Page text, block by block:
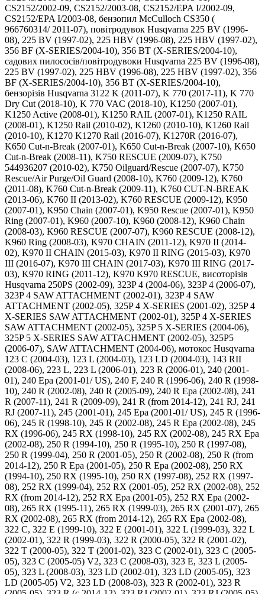
CS2152/2002-09, CS2152/2003-08, CS2152/EPA I/2002-09,
CS2152/EPA I/2003-08, бензопил McCulloch CS350 (
966760314/ 2011-07), повітродувок Husqvarna 225 BV (1996-
08), 225 BV (1997-02), 225 HBV (1996-08), 225 HBV (1997-02),
356 BF (X-SERIES/2004-10), 356 BT (X-SERIES/2004-10),
садових пилососів/повітродувоки Husqvarna 225 BV (1996-08),
225 BV (1997-02), 225 HBV (1996-08), 225 HBV (1997-02), 356
BF (X-SERIES/2004-10), 356 BT (X-SERIES/2004-10),
бензорізів Husqvarna 3122 K (2011-07), K 770 (2017-11), K 770
Dry Cut (2018-10), K 770 VAC (2018-10), K1250 (2007-01),
K1250 Active (2008-01), K1250 RAIL (2007-01), K1250 RAIL
(2008-01), K1250 Rail (2010-02), K1260 (2010-10), K1260 Rail
(2010-10), K1270 K1270 Rail (2016-07), K1270R (2016-07),
K650 Cut-n-Break (2007-01), K650 Cut-n-Break (2007-10), K650
Cut-n-Break (2008-11), K750 RESCUE (2009-07), K750
544936207 (2010-02), K750 Oilguard/Rescue (2007-07), K750
Rescue/Air Purge/Oil Guard (2008-10), K760 (2009-12), K760
(2011-08), K760 Cut-n-Break (2009-11), K760 CUT-N-BREAK
(2013-06), K760 II (2013-02), K760 RESCUE (2009-12), K950
(2007-01), K950 Chain (2007-01), K950 Rescue (2007-01), K950
Ring (2007-01), K960 (2007-10), K960 (2008-12), K960 Chain
(2008-03), K960 RESCUE (2007-07), K960 RESCUE (2008-12),
K960 Ring (2008-03), K970 CHAIN (2011-12), K970 II (2014-
02), K970 II CHAIN (2015-03), K970 II RING (2015-03), K970
III (2016-07), K970 III CHAIN (2017-03), K970 III RING (2017-
03), K970 RING (2011-12), K970 K970 RESCUE, висоторізів
Husqvarna 250PS (2002-09), 323P 4 (2004-06), 323P 4 (2006-07),
323P 4 SAW ATTACHMENT (2002-01), 323P 4 SAW
ATTACHMENT (2002-05), 325P 4 X-SERIES (2001-02), 325P 4
X-SERIES SAW ATTACHMENT (2002-01), 325P 4 X-SERIES
SAW ATTACHMENT (2002-05), 325P 5 X-SERIES (2004-06),
325P 5 X-SERIES SAW ATTACHMENT (2002-05), 325P5
(2006-07), SAW ATTACHMENT (2004-06), мотокос Husqvarna
123 C (2004-03), 123 L (2004-03), 123 LD (2004-03), 143 RII
(2008-06), 223 L, 223 L (2006-01), 223 R (2006-01), 240 (2001-
01), 240 Epa (2001-01/ US), 240 F, 240 R (1996-06), 240 R (1998-
10), 240 R (2002-08), 240 R (2005-09), 240 R Epa (2002-08), 241
R (2007-11), 241 R (2009-09), 241 R (from 2014-12), 241 RJ, 241
RJ (2007-11), 245 (2001-01), 245 Epa (2001-01/ US), 245 R (1996-
06), 245 R (1998-10), 245 R (2002-08), 245 R Epa (2002-08), 245
RX (1996-06), 245 RX (1998-10), 245 RX (2002-08), 245 RX Epa
(2002-08), 250 R (1994-10), 250 R (1995-10), 250 R (1997-08),
250 R (1999-04), 250 R (2001-05), 250 R (2002-08), 250 R (from
2014-12), 250 R Epa (2001-05), 250 R Epa (2002-08), 250 RX
(1994-10), 250 RX (1995-10), 250 RX (1997-08), 252 RX (1997-
08), 252 RX (1999-04), 252 RX (2001-05), 252 RX (2002-08), 252
RX (from 2014-12), 252 RX Epa (2001-05), 252 RX Epa (2002-
08), 265 RX (1995-11), 265 RX (1999-03), 265 RX (2001-07), 265
RX (2002-08), 265 RX (from 2014-12), 265 RX Epa (2002-08),
322 C, 322 E (1999-10), 322 E (2001-01), 322 L (1999-03), 322 L
(2002-01), 322 R (1999-03), 322 R (2000-05), 322 R (2001-02),
322 T (2000-05), 322 T (2001-02), 323 C (2002-01), 323 C (2005-
05), 323 C (2005-05) V2, 323 C (2008-03), 323 E, 323 L (2005-
05), 323 L (2008-03), 323 LD (2002-01), 323 LD (2005-05), 323
LD (2005-05) V2, 323 LD (2008-03), 323 R (2002-01), 323 R